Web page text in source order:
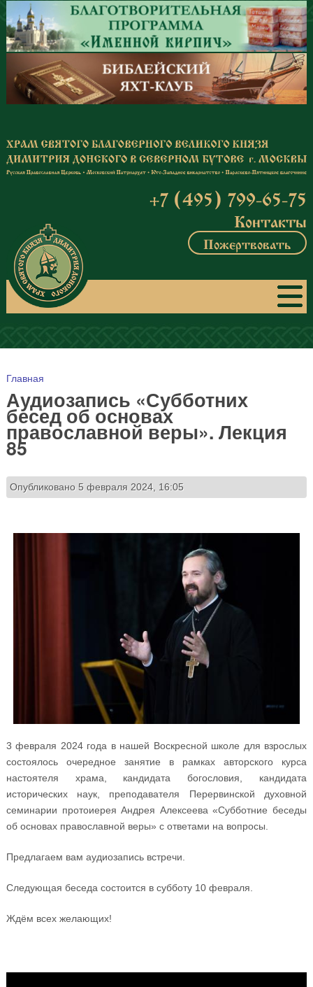
Перейти к основному содержанию
+7 (495) 799-65-75
Контакты
Пожертвовать
Вы здесь
Главная
Аудиозапись «Субботних
бесед об основах
православной веры». Лекция
85
Опубликовано 5 февраля 2024, 16:05
3 февраля 2024 года в нашей Воскресной школе для взрослых
состоялось очередное занятие в рамках авторского курса
настоятеля храма, кандидата богословия, кандидата
исторических наук, преподавателя Перервинской духовной
семинарии протоиерея Андрея Алексеева «Субботние беседы
об основах православной веры» с ответами на вопросы.
Предлагаем вам аудиозапись встречи.
Следующая беседа состоится в субботу 10 февраля.
Ждём всех желающих!